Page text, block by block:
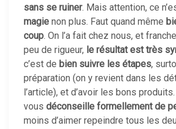
sans se ruiner. Mais attention, ce
magie non plus. Faut quand même
coup. On l’a fait chez nous, et
peu de rigueur, le résultat est très
c’est de bien suivre les étapes,
préparation (on y revient dans les
l’article), et d’avoir les bons
vous déconseille formellement de
moins d’aimer repeindre tous les